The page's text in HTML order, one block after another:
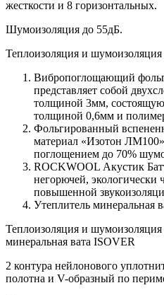
жесткости и 8 горизонтальных.
Шумоизоляция до 55дБ.
Теплоизоляция и шумоизоляция
Вибропоглощающий
представляет собой
толщиной 3мм,
толщиной 0,6мм и
Фольгированный
материал «Изотон
поглощением до 70%
ROCKWOOL Акустик
негорючей, экологически
повышенной
Утеплитель минеральная
Теплоизоляция и
минеральная вата ISOVER
2 контура нейлонового
полотна и V-образный по